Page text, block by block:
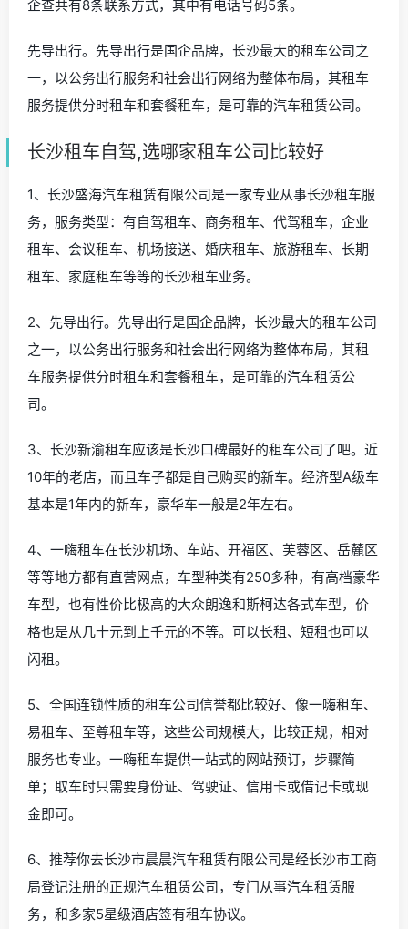
企查共有8条联系方式，其中有电话号码5条。
先导出行。先导出行是国企品牌，长沙最大的租车公司之
一，以公务出行服务和社会出行网络为整体布局，其租车
服务提供分时租车和套餐租车，是可靠的汽车租赁公司。
长沙租车自驾,选哪家租车公司比较好
1、长沙盛海汽车租赁有限公司是一家专业从事长沙租车服
务，服务类型：有自驾租车、商务租车、代驾租车，企业
租车、会议租车、机场接送、婚庆租车、旅游租车、长期
租车、家庭租车等等的长沙租车业务。
2、先导出行。先导出行是国企品牌，长沙最大的租车公司
之一，以公务出行服务和社会出行网络为整体布局，其租
车服务提供分时租车和套餐租车，是可靠的汽车租赁公
司。
3、长沙新渝租车应该是长沙口碑最好的租车公司了吧。近
10年的老店，而且车子都是自己购买的新车。经济型A级车
基本是1年内的新车，豪华车一般是2年左右。
4、一嗨租车在长沙机场、车站、开福区、芙蓉区、岳麓区
等等地方都有直营网点，车型种类有250多种，有高档豪华
车型，也有性价比极高的大众朗逸和斯柯达各式车型，价
格也是从几十元到上千元的不等。可以长租、短租也可以
闪租。
5、全国连锁性质的租车公司信誉都比较好、像一嗨租车、
易租车、至尊租车等，这些公司规模大，比较正规，相对
服务也专业。一嗨租车提供一站式的网站预订，步骤简
单；取车时只需要身份证、驾驶证、信用卡或借记卡或现
金即可。
6、推荐你去长沙市晨晨汽车租赁有限公司是经长沙市工商
局登记注册的正规汽车租赁公司，专门从事汽车租赁服
务，和多家5星级酒店签有租车协议。